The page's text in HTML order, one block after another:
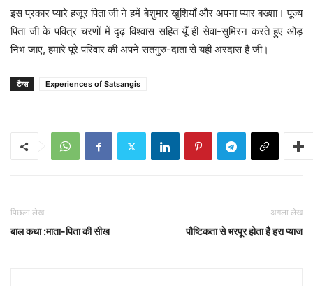
इस प्रकार प्यारे हजूर पिता जी ने हमें बेशुमार खुशियाँ और अपना प्यार बख्शा। पूज्य
पिता जी के पवित्र चरणों में दृढ़ विश्वास सहित यूँ ही सेवा-सुमिरन करते हुए ओड़
निभ जाए, हमारे पूरे परिवार की अपने सतगुरु-दाता से यही अरदास है जी।
टैग्स Experiences of Satsangis
पिछला लेख
बाल कथा :माता-पिता की सीख
अगला लेख
पौष्टिकता से भरपूर होता है हरा प्याज